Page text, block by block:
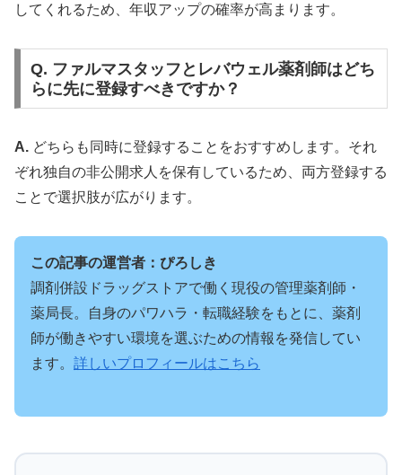
してくれるため、年収アップの確率が高まります。
Q. ファルマスタッフとレバウェル薬剤師はどち
らに先に登録すべきですか？
A. どちらも同時に登録することをおすすめします。それ
ぞれ独自の非公開求人を保有しているため、両方登録する
ことで選択肢が広がります。
この記事の運営者：ぴろしき
調剤併設ドラッグストアで働く現役の管理薬剤師・
薬局長。自身のパワハラ・転職経験をもとに、薬剤
師が働きやすい環境を選ぶための情報を発信してい
ます。 詳しいプロフィールはこちら